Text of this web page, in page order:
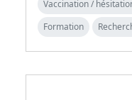
Vaccination /
Formation